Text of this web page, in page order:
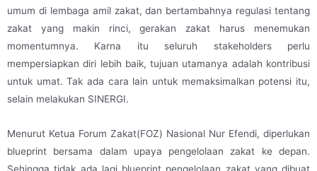
umum di lembaga amil zakat, dan bertambahnya regulasi tentang
zakat yang makin rinci, gerakan zakat harus menemukan
momentumnya. Karna itu seluruh stakeholders perlu
mempersiapkan diri lebih baik, tujuan utamanya adalah kontribusi
untuk umat. Tak ada cara lain untuk memaksimalkan potensi itu,
selain melakukan SINERGI.
Menurut Ketua Forum Zakat(FOZ) Nasional Nur Efendi, diperlukan
blueprint bersama dalam upaya pengelolaan zakat ke depan.